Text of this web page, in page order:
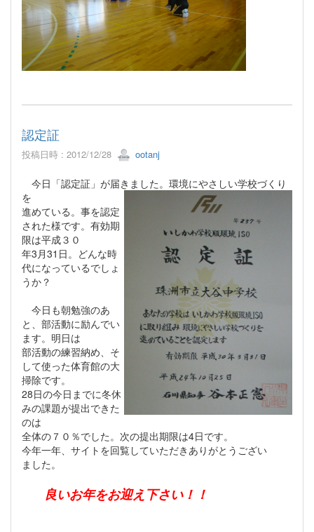
認定証
投稿日時 : 2012/12/28 ootanj
今日「認定証」が届きました。環境にやさしい学校づくり
を
進めている。事を認定
された様です。有効期
限は平成３０
年3月31日。どんな時
代になっているでしょ
うか？
今日も朝勉強のあ
と、部活動に励んでい
ます。明日は
部活動の練習納め、そ
して使った体育館の大
掃除です。
28日の今日までに冬休
みの課題が提出できた
のは
全体の７０％でした。次の提出期限は4日です。
今年一年、サイトを回覧していただきありがとうござい
ました。
良いお年をお迎え下さい！！